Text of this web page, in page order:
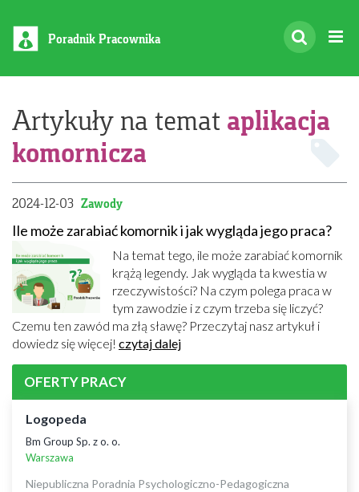
Poradnik Pracownika
Artykuły na temat aplikacja
komornicza
2024-12-03 Zawody
Ile może zarabiać komornik i jak wygląda jego praca?
Na temat tego, ile może zarabiać komornik
krążą legendy. Jak wygląda ta kwestia w
rzeczywistości? Na czym polega praca w
tym zawodzie i z czym trzeba się liczyć?
Czemu ten zawód ma złą sławę? Przeczytaj nasz artykuł i
dowiedz się więcej! czytaj dalej
OFERTY PRACY
Logopeda
Bm Group Sp. z o. o.
Warszawa
Niepubliczna Poradnia Psychologiczno-Pedagogiczna